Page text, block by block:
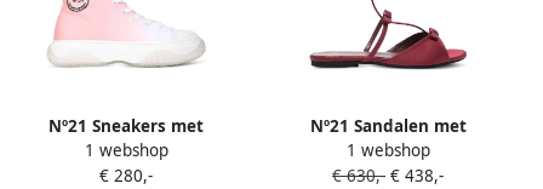
Nº21 Sneakers met
logopatch Roze
1 webshop
€ 280,-
Nº21 Sandalen met
enkelbandje en strikdetail
Roze
1 webshop
€ 630,- € 438,-